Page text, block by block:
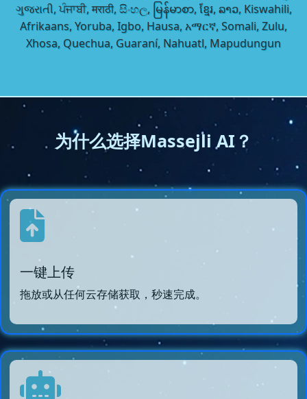
ગુજરાતી, ਪੰਜਾਬੀ, मराठी, සිංහල, မြန်မာစာ, ខ្មែរ, ລາວ, Kiswahili,
Afrikaans, Yoruba, Igbo, Hausa, አማርኛ, Somali, Zulu,
Xhosa, Quechua, Guaraní, Nahuatl, Mapudungun
为什么选择Massejli AI？
一键上传
拖放或从任何云存储获取，秒速完成。